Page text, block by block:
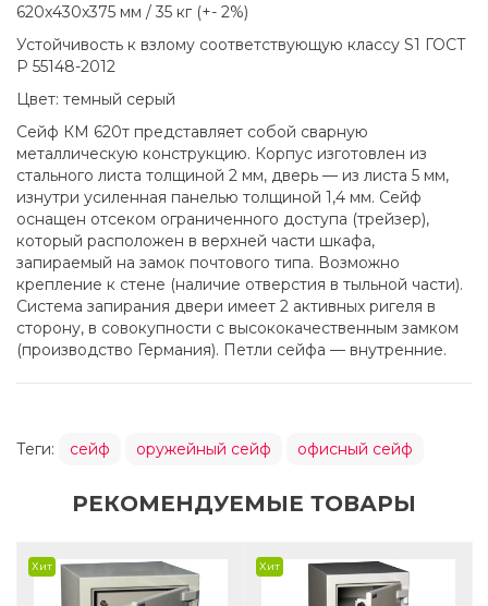
620x430x375 мм / 35 кг (+- 2%)
Устойчивость к взлому соответствующую классу S1 ГОСТ
Р 55148-2012
Цвет: темный серый
Сейф КМ 620т представляет собой сварную
металлическую конструкцию. Корпус изготовлен из
стального листа толщиной 2 мм, дверь — из листа 5 мм,
изнутри усиленная панелью толщиной 1,4 мм. Сейф
оснащен отсеком ограниченного доступа (трейзер),
который расположен в верхней части шкафа,
запираемый на замок почтового типа. Возможно
крепление к стене (наличие отверстия в тыльной части).
Система запирания двери имеет 2 активных ригеля в
сторону, в совокупности с высококачественным замком
(производство Германия). Петли сейфа — внутренние.
Теги: сейф оружейный сейф офисный сейф
РЕКОМЕНДУЕМЫЕ ТОВАРЫ
Хит Хит